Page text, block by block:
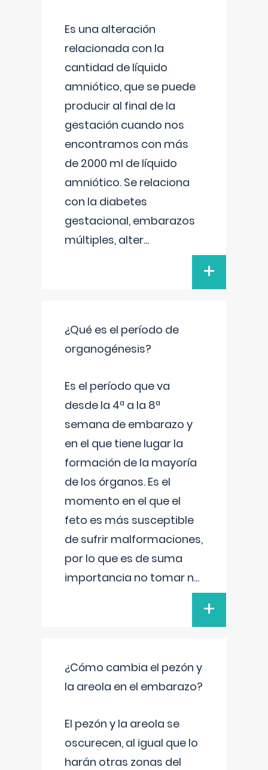
Es una alteración
relacionada con la
cantidad de líquido
amniótico, que se puede
producir al final de la
gestación cuando nos
encontramos con más
de 2000 ml de líquido
amniótico. Se relaciona
con la diabetes
gestacional, embarazos
múltiples, alter...
+
¿Qué es el período de
organogénesis?
Es el período que va
desde la 4ª a la 8ª
semana de embarazo y
en el que tiene lugar la
formación de la mayoría
de los órganos. Es el
momento en el que el
feto es más susceptible
de sufrir malformaciones,
por lo que es de suma
importancia no tomar n...
+
¿Cómo cambia el pezón y
la areola en el embarazo?
El pezón y la areola se
oscurecen, al igual que lo
harán otras zonas del